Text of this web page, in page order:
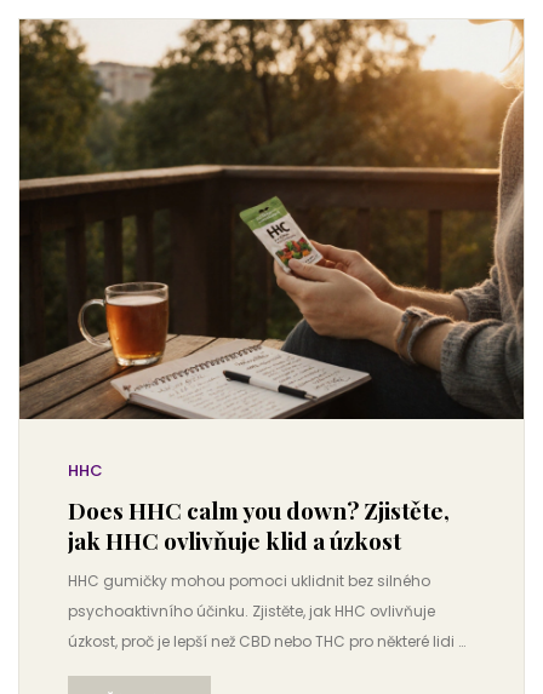
HHC
Does HHC calm you down? Zjistěte,
jak HHC ovlivňuje klid a úzkost
HHC gumičky mohou pomoci uklidnit bez silného
psychoaktivního účinku. Zjistěte, jak HHC ovlivňuje
úzkost, proč je lepší než CBD nebo THC pro některé lidi a
jak ho používat bezpečně.